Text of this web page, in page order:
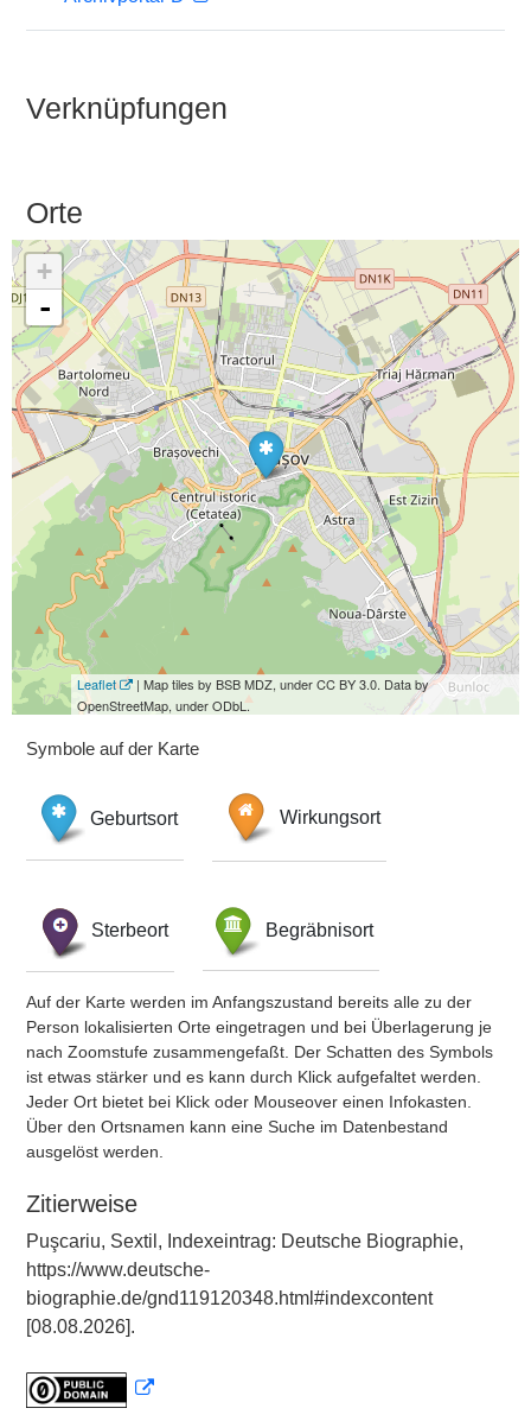
Verknüpfungen
Orte
+
-
Leaflet
| Map tiles by BSB MDZ, under CC BY 3.0. Data by
OpenStreetMap, under ODbL.
Symbole auf der Karte
Geburtsort Wirkungsort
Sterbeort Begräbnisort
Auf der Karte werden im Anfangszustand bereits alle zu der
Person lokalisierten Orte eingetragen und bei Überlagerung je
nach Zoomstufe zusammengefaßt. Der Schatten des Symbols
ist etwas stärker und es kann durch Klick aufgefaltet werden.
Jeder Ort bietet bei Klick oder Mouseover einen Infokasten.
Über den Ortsnamen kann eine Suche im Datenbestand
ausgelöst werden.
Zitierweise
Puşcariu, Sextil, Indexeintrag: Deutsche Biographie,
https://www.deutsche-
biographie.de/gnd119120348.html#indexcontent
[08.08.2026].